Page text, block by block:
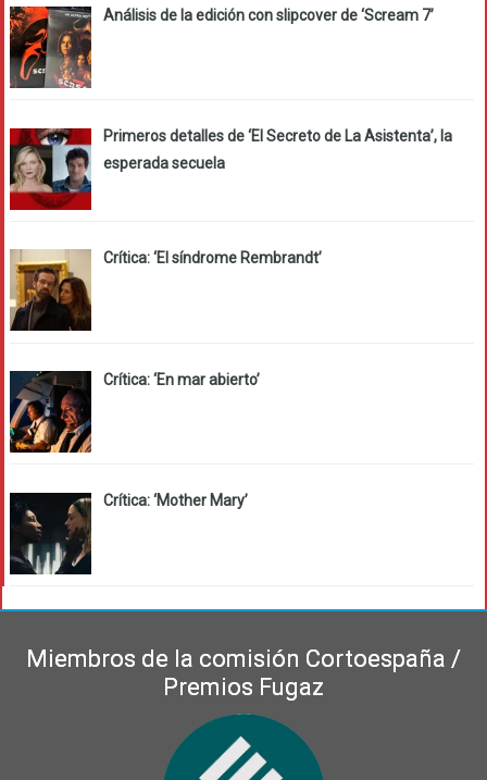
Análisis de la edición con slipcover de ‘Scream 7’
Primeros detalles de ‘El Secreto de La Asistenta’, la
esperada secuela
Crítica: ‘El síndrome Rembrandt’
Crítica: ‘En mar abierto’
Crítica: ‘Mother Mary’
Miembros de la comisión Cortoespaña /
Premios Fugaz